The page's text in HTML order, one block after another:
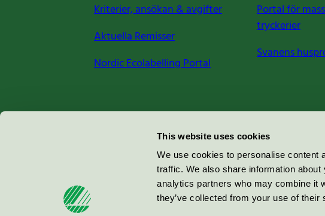
This website uses cookies
We use cookies to personalise content
traffic. We also share information
analytics partners who may combine it
they’ve collected from your use of their
Kriterier, ansökan & avgifter
Aktuella Remisser
Nordic Ecolabelling Portal
Portal för
tryckerier
Svanens
Miljömärkning Sverige AB
100 64